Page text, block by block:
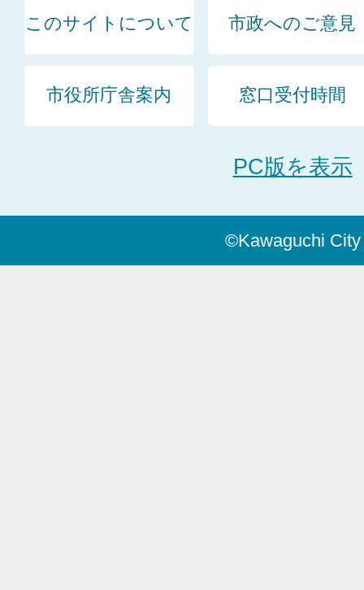
このサイトについて 市政へのご意見
市役所庁舎案内 窓口受付時間
PC版を表示
©Kawaguchi City